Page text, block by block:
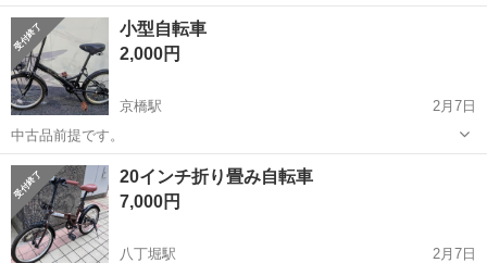
後倉庫で保管してましたが、もう使用しなさそうなので出品します。
状態は写真の通り綺麗な方で、中古車としてはキズ、サビ等は少ない
です。 ・20インチ、ライト...
東京 中央区 八丁堀駅
小型自転車
2,000円
京橋駅
2月7日
中古品前提です。
東京 中央区 京橋駅 折りたたみ自転車
20インチ折り畳み自転車
7,000円
八丁堀駅
2月7日